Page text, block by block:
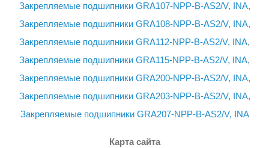
Закрепляемые подшипники GRA107-NPP-B-AS2/V, INA,
Закрепляемые подшипники GRA108-NPP-B-AS2/V, INA,
Закрепляемые подшипники GRA112-NPP-B-AS2/V, INA,
Закрепляемые подшипники GRA115-NPP-B-AS2/V, INA,
Закрепляемые подшипники GRA200-NPP-B-AS2/V, INA,
Закрепляемые подшипники GRA203-NPP-B-AS2/V, INA,
Закрепляемые подшипники GRA207-NPP-B-AS2/V, INA
Карта сайта